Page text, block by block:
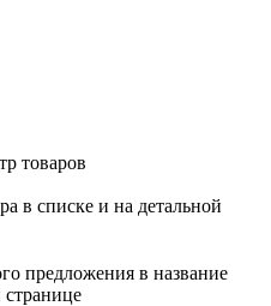
товаров
в списке и на детальной
предложения в название
странице